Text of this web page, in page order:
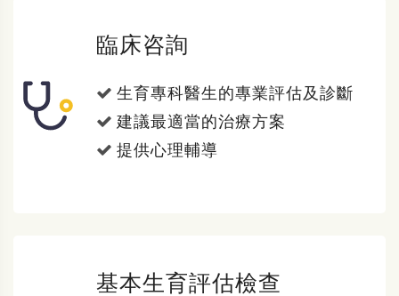
臨床咨詢
生育專科醫生的專業評估及診斷
建議最適當的治療方案
提供心理輔導
基本生育評估檢查